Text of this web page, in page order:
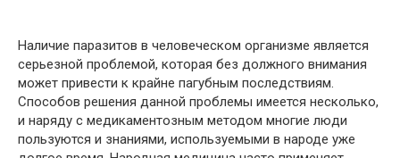
Наличие паразитов в человеческом организме является
серьезной проблемой, которая без должного внимания
может привести к крайне пагубным последствиям.
Способов решения данной проблемы имеется несколько,
и наряду с медикаментозным методом многие люди
пользуются и знаниями, используемыми в народе уже